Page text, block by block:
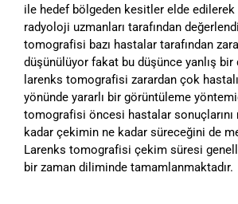
ile hedef bölgeden kesitler elde
radyoloji uzmanları tarafından
tomografisi bazı hastalar tarafından
düşünülüyor fakat bu düşünce yanlış
larenks tomografisi zarardan çok
yönünde yararlı bir görüntüleme
tomografisi öncesi hastalar
kadar çekimin ne kadar süreceğini de
Larenks tomografisi çekim süresi
bir zaman diliminde tamamlanmaktadır.